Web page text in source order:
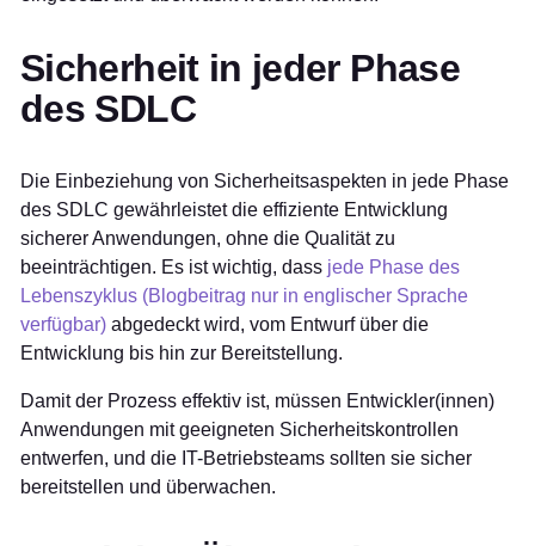
Sicherheit in jeder Phase
des SDLC
Die Einbeziehung von Sicherheitsaspekten in jede Phase
des SDLC gewährleistet die effiziente Entwicklung
sicherer Anwendungen, ohne die Qualität zu
beeinträchtigen. Es ist wichtig, dass jede Phase des
Lebenszyklus (Blogbeitrag nur in englischer Sprache
verfügbar) abgedeckt wird, vom Entwurf über die
Entwicklung bis hin zur Bereitstellung.
Damit der Prozess effektiv ist, müssen Entwickler(innen)
Anwendungen mit geeigneten Sicherheitskontrollen
entwerfen, und die IT-Betriebsteams sollten sie sicher
bereitstellen und überwachen.